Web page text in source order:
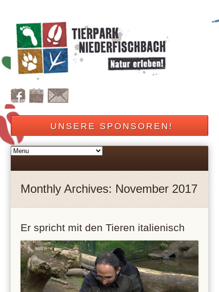
UNSERE SPONSOREN!
Monthly Archives: November 2017
Er spricht mit den Tieren italienisch